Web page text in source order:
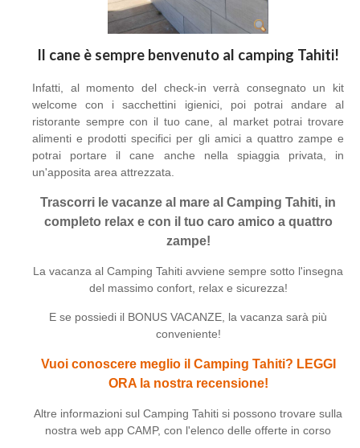
Il cane è sempre benvenuto al camping Tahiti!
Infatti, al momento del check-in verrà consegnato un kit
welcome con i sacchettini igienici, poi potrai andare al
ristorante sempre con il tuo cane, al market potrai trovare
alimenti e prodotti specifici per gli amici a quattro zampe e
potrai portare il cane anche nella spiaggia privata, in
un'apposita area attrezzata.
Trascorri le vacanze al mare al Camping Tahiti, in
completo relax e con il tuo caro amico a quattro
zampe!
La vacanza al Camping Tahiti avviene sempre sotto l'insegna
del massimo confort, relax e sicurezza!
E se possiedi il BONUS VACANZE, la vacanza sarà più
conveniente!
Vuoi conoscere meglio il Camping Tahiti? LEGGI
ORA la nostra recensione!
Altre informazioni sul Camping Tahiti si possono trovare sulla
nostra web app CAMP, con l'elenco delle offerte in corso